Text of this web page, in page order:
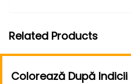
Related Products
Colorează După Indicii